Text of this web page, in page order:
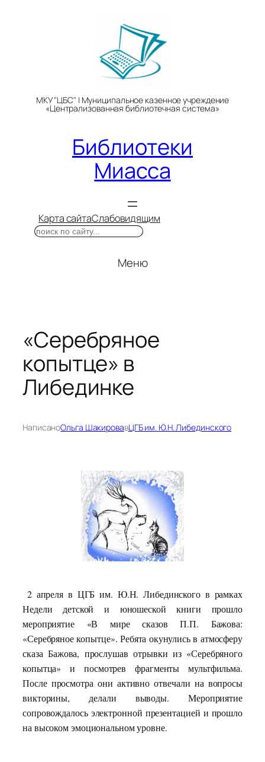
МКУ "ЦБС" | Муниципальное казенное учреждение
«Централизованная библиотечная система»
Библиотеки
Миасса
Карта сайтаСлабовидящим
Поиск
Меню
«Серебряное
копытце» в
Либединке
НаписаноОльга ШакировавЦГБ им. Ю.Н. Либединского
2 апреля в ЦГБ им. Ю.Н. Либединского в рамках
Недели детской и юношеской книги прошло
мероприятие «В мире сказов П.П. Бажова:
«Серебряное копытце». Ребята окунулись в атмосферу
сказа Бажова, прослушав отрывки из «Серебряного
копытца» и посмотрев фрагменты мультфильма.
После просмотра они активно отвечали на вопросы
викторины, делали выводы. Мероприятие
сопровождалось электронной презентацией и прошло
на высоком эмоциональном уровне.